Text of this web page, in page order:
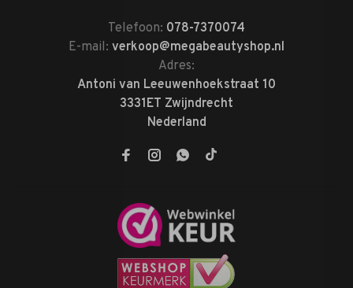
Telefoon: 078-7370074
E-mail: verkoop@megabeautyshop.nl
Adres:
Antoni van Leeuwenhoekstraat 10
3331ET Zwijndrecht
Nederland